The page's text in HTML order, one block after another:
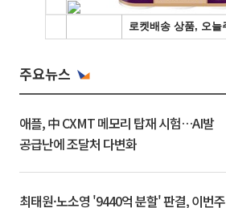
주요뉴스
애플, 中 CXMT 메모리 탑재 시험…AI발
공급난에 조달처 다변화
최태원·노소영 '9440억 분할' 판결, 이번주